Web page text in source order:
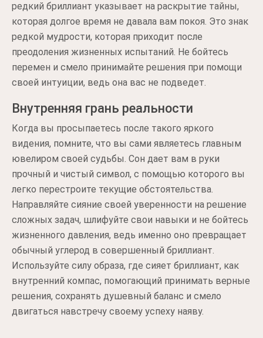
редкий бриллиант указывает на раскрытие тайны,
которая долгое время не давала вам покоя. Это знак
редкой мудрости, которая приходит после
преодоления жизненных испытаний. Не бойтесь
перемен и смело принимайте решения при помощи
своей интуиции, ведь она вас не подведет.
Внутренняя грань реальности
Когда вы просыпаетесь после такого яркого
видения, помните, что вы сами являетесь главным
ювелиром своей судьбы. Сон дает вам в руки
прочный и чистый символ, с помощью которого вы
легко перестроите текущие обстоятельства.
Направляйте сияние своей уверенности на решение
сложных задач, шлифуйте свои навыки и не бойтесь
жизненного давления, ведь именно оно превращает
обычный углерод в совершенный бриллиант.
Используйте силу образа, где сияет бриллиант, как
внутренний компас, помогающий принимать верные
решения, сохранять душевный баланс и смело
двигаться навстречу своему успеху наяву.